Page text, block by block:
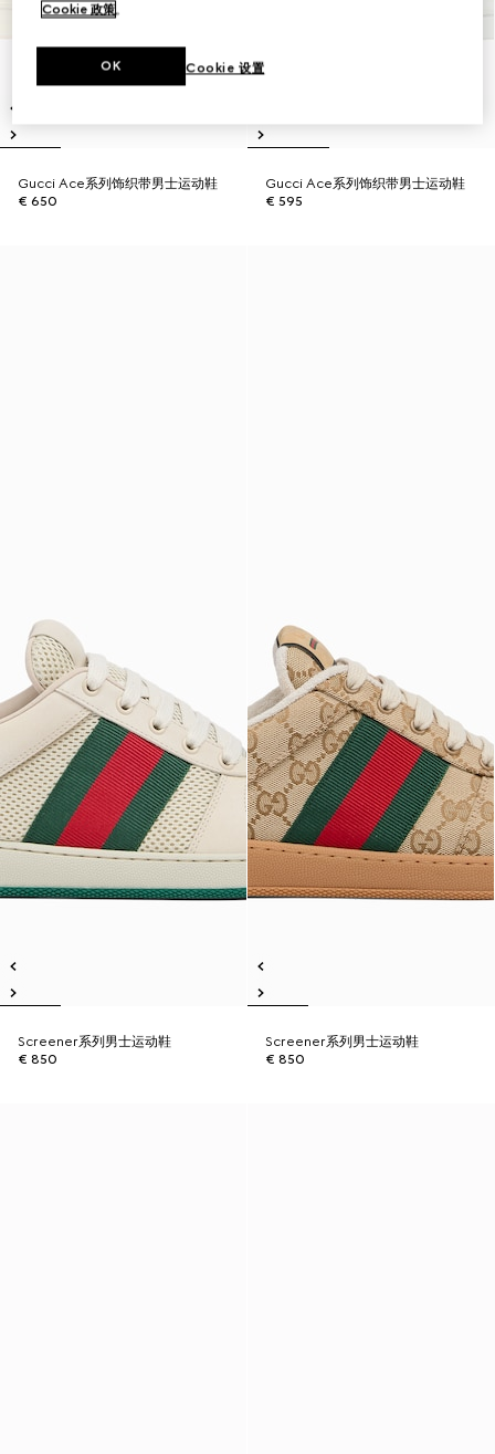
Gucci Ace系列饰织带男士运动鞋
€ 650
Gucci Ace系列饰织带男士运动鞋
€ 595
Screener系列男士运动鞋
€ 850
Screener系列男士运动鞋
€ 850
Cookie 政策。
Cookie 设置
OK